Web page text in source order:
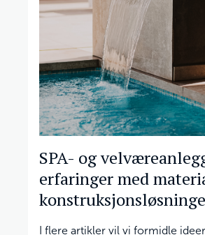
SPA- og
erfaringer med
I flere artikler vil vi formidle